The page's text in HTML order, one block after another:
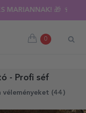
MARIANNAK! 🎁 🍷
0
- Profi séf
véleményeket (44 )